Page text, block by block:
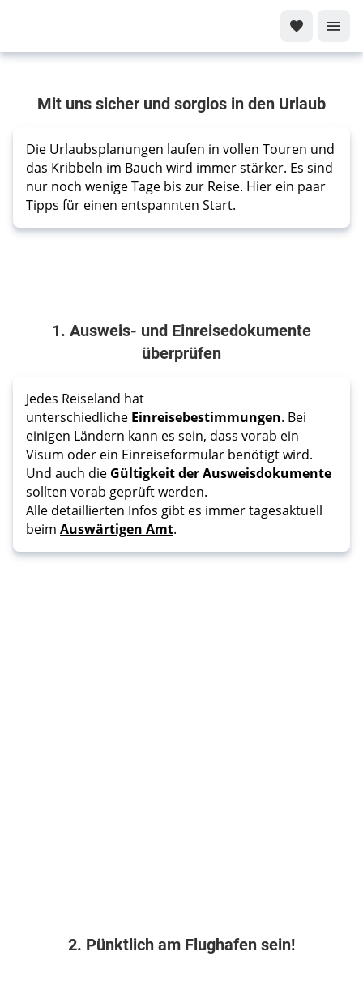
fliegen
sorglos
reisen
Unsere
Tipps für
einen
Mit uns sicher und sorglos in den Urlaub
Die Urlaubsplanungen laufen in vollen Touren und
das Kribbeln im Bauch wird immer stärker. Es sind
nur noch wenige Tage bis zur Reise. Hier ein paar
Tipps für einen entspannten Start.
1. Ausweis- und Einreisedokumente
überprüfen
Jedes Reiseland hat
unterschiedliche Einreisebestimmungen. Bei
einigen Ländern kann es sein, dass vorab ein
Visum oder ein Einreiseformular benötigt wird.
Und auch die Gültigkeit der Ausweisdokumente
sollten vorab geprüft werden.
Alle detaillierten Infos gibt es immer tagesaktuell
beim Auswärtigen Amt.
2. Pünktlich am Flughafen sein!